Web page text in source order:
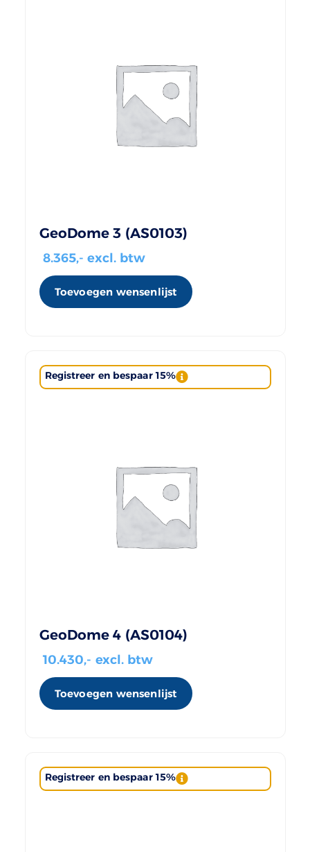
GeoDome 3 (AS0103)
8.365,- excl. btw
Toevoegen wensenlijst
Registreer en bespaar 15%
GeoDome 4 (AS0104)
10.430,- excl. btw
Toevoegen wensenlijst
Registreer en bespaar 15%